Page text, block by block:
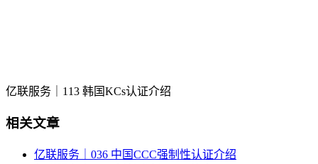
亿联服务｜113 韩国KCs认证介绍
相关文章
亿联服务｜036 中国CCC强制性认证介绍